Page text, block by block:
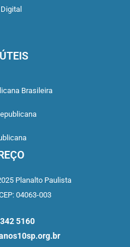
Brasileira
Planalto Paulista
04063-003
5160